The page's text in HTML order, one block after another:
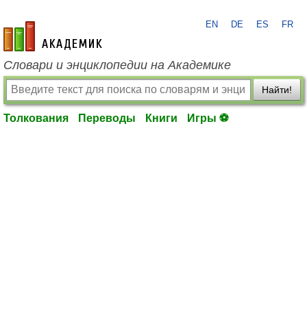
academic.ru
EN DE ES FR
Словари и энциклопедии на Академике
Найти!
Толкования Переводы Книги Игры ⚽